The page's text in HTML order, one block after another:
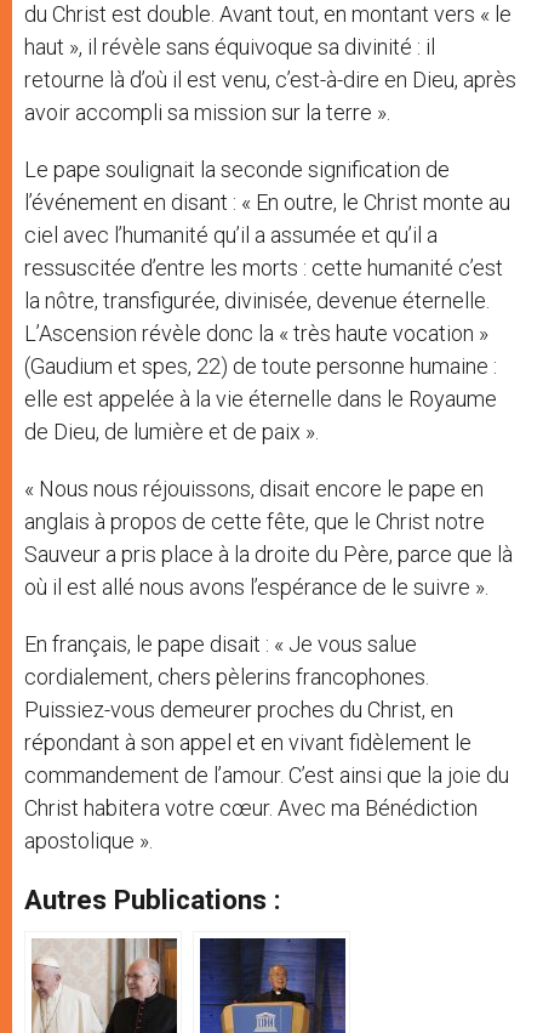
du Christ est double. Avant tout, en montant vers « le
haut », il révèle sans équivoque sa divinité : il
retourne là d’où il est venu, c’est-à-dire en Dieu, après
avoir accompli sa mission sur la terre ».
Le pape soulignait la seconde signification de
l’événement en disant : « En outre, le Christ monte au
ciel avec l’humanité qu’il a assumée et qu’il a
ressuscitée d’entre les morts : cette humanité c’est
la nôtre, transfigurée, divinisée, devenue éternelle.
L’Ascension révèle donc la « très haute vocation »
(Gaudium et spes, 22) de toute personne humaine :
elle est appelée à la vie éternelle dans le Royaume
de Dieu, de lumière et de paix ».
« Nous nous réjouissons, disait encore le pape en
anglais à propos de cette fête, que le Christ notre
Sauveur a pris place à la droite du Père, parce que là
où il est allé nous avons l’espérance de le suivre ».
En français, le pape disait : « Je vous salue
cordialement, chers pèlerins francophones.
Puissiez-vous demeurer proches du Christ, en
répondant à son appel et en vivant fidèlement le
commandement de l’amour. C’est ainsi que la joie du
Christ habitera votre cœur. Avec ma Bénédiction
apostolique ».
Autres Publications :